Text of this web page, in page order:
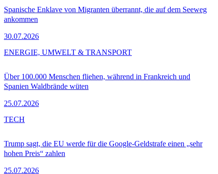
Spanische Enklave von Migranten überrannt, die auf dem Seeweg
ankommen
30.07.2026
Über 100.000 Menschen fliehen, während in Frankreich und
Spanien Waldbrände wüten
25.07.2026
ENERGIE, UMWELT & TRANSPORT
Trump sagt, die EU werde für die Google-Geldstrafe einen „sehr
hohen Preis“ zahlen
25.07.2026
TECH